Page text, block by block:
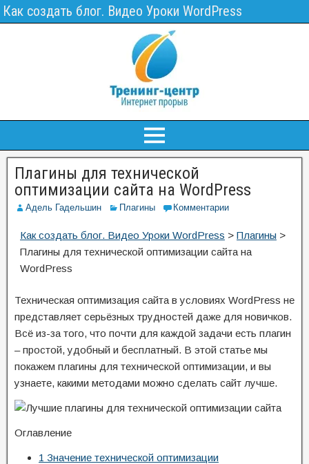
Как создать блог. Видео Уроки WordPress
Плагины для технической
оптимизации сайта на WordPress
Адель Гадельшин Плагины Комментарии
Как создать блог. Видео Уроки WordPress > Плагины >
Плагины для технической оптимизации сайта на
WordPress
Техническая оптимизация сайта в условиях WordPress не
представляет серьёзных трудностей даже для новичков.
Всё из-за того, что почти для каждой задачи есть плагин
– простой, удобный и бесплатный. В этой статье мы
покажем плагины для технической оптимизации, и вы
узнаете, какими методами можно сделать сайт лучше.
Оглавление
1 Значение технической оптимизации